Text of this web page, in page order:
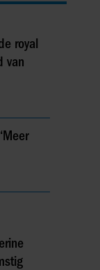
royal
van